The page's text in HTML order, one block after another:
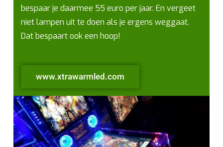
bespaar je daarmee 55 euro per jaar. En vergeet
niet lampen uit te doen als je ergens weggaat.
Dat bespaart ook een hoop!
www.xtrawarmled.com